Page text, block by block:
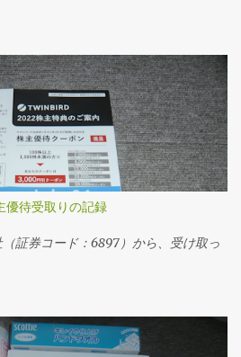
優待受取りの記録
証券コード：6897）から、受け取っ